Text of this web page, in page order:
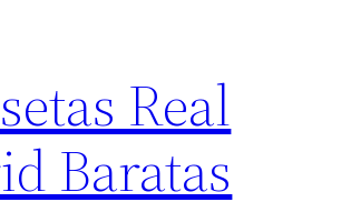
Real
Baratas